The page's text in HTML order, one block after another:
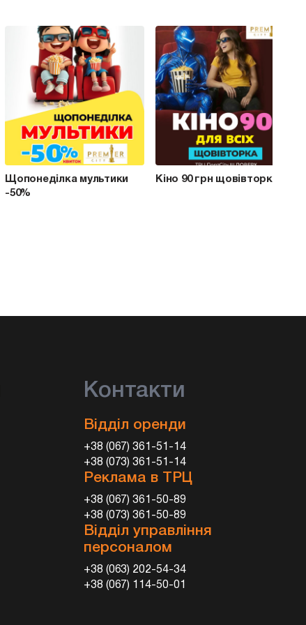
Щопонеділка мультики
-50%
Кіно 90 грн щовівторка
Контакти
Відділ оренди
+38 (067) 361-51-14
+38 (073) 361-51-14
Реклама в ТРЦ
+38 (067) 361-50-89
+38 (073) 361-50-89
Відділ управління
персоналом
+38 (063) 202-54-34
+38 (067) 114-50-01